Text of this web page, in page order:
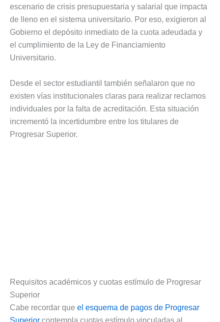
escenario de crisis presupuestaria y salarial que impacta
de lleno en el sistema universitario. Por eso, exigieron al
Gobierno el depósito inmediato de la cuota adeudada y
el cumplimiento de la Ley de Financiamiento
Universitario.
Desde el sector estudiantil también señalaron que no
existen vías institucionales claras para realizar reclamos
individuales por la falta de acreditación. Esta situación
incrementó la incertidumbre entre los titulares de
Progresar Superior.
Requisitos académicos y cuotas estímulo de Progresar
Superior
Cabe recordar que el esquema de pagos de Progresar